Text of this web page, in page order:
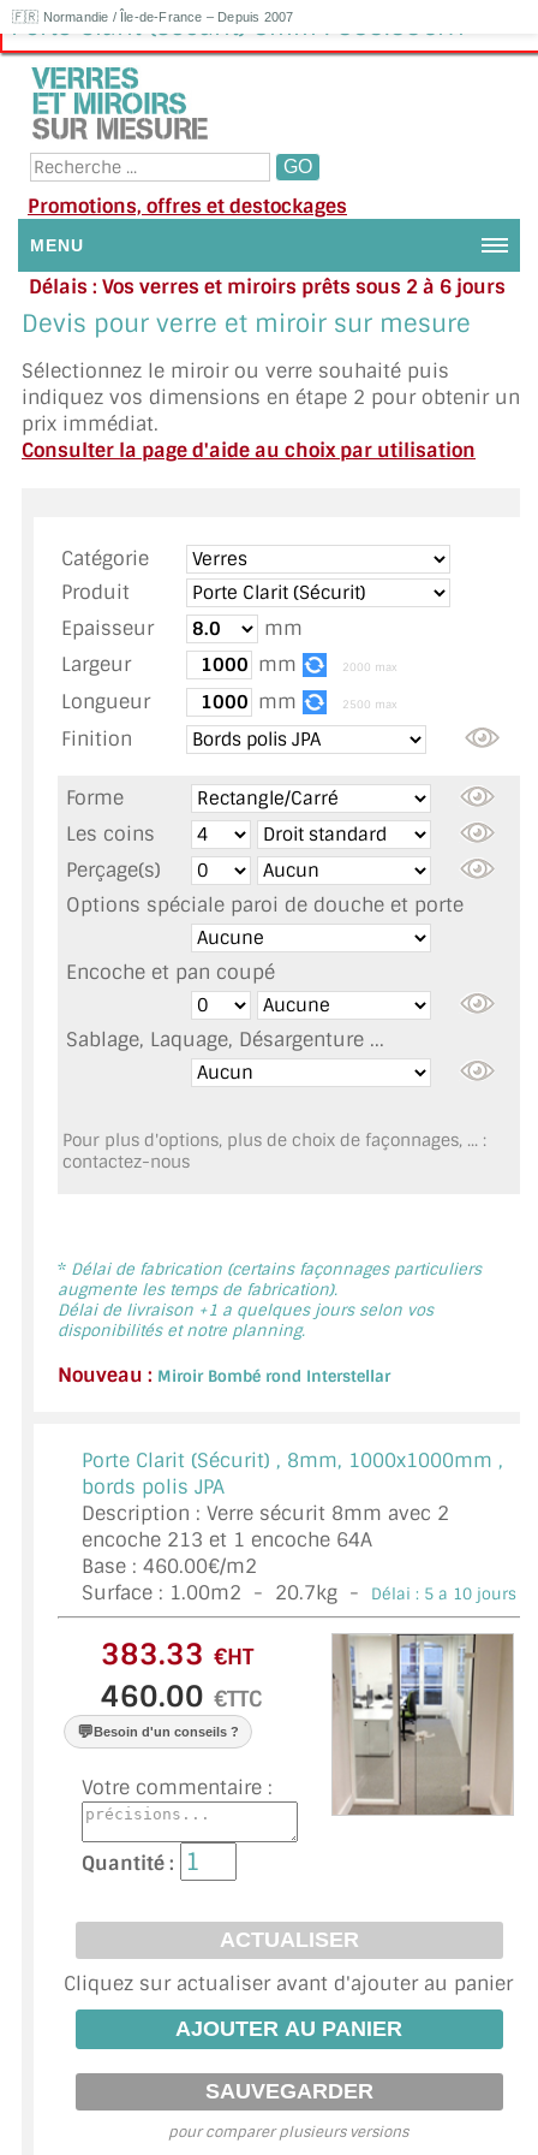
🇫🇷 Normandie / Île-de-France – Depuis 2007
Porte Clarit (Sécurit) 8mm : 383.33€HT
Promotions, offres et destockages
MENU
NOUS CONTACTER
DEMANDE DE DEVIS
SUIVI DE DEVIS
TOUS LES TARIFS AU M2
GUIDE : CHOIX PAR UTILISATION
INSPIRATIONS ET NOUVEAUTÉS
AMBIANCE LAITON BROSSÉ
MIROIR SUR MESURE
MIROIR VIEILLI
MIROIR DÉCORATIF DE COULEUR
LOTS DE MIROIRS EN MOZAÏQUE
MIROIR POUR PORTE
MIROIR PAROI DE DOUCHE
MIROIR ENCADRÉ
VERRE EXTRACLAIR
VERRE TREMPÉ (SÉCURIT)
PAROI DE DOUCHE
VERRE FEUILLETÉ
VERRE LAQUÉ/CRÉDENCE
VERRE FEUILLETÉ/TREMPÉ
GARDE CORPS EN VERRE
VERRIÈRE TYPE ATELIER
VERRES TEXTURÉS
PLEXIGLAS PMMA
Délais : Vos verres et miroirs prêts sous 2 à 6 jours
en moyenne
Besoin d'aide ?
Appelez ou envoyez un SMS au 06 79 92 33 38
Devis pour verre et miroir sur mesure
Sélectionnez le miroir ou verre souhaité puis
indiquez vos dimensions en étape 2 pour obtenir un
prix immédiat.
Consulter la page d'aide au choix par utilisation
Catégorie
Produit
Epaisseur
mm
Largeur
mm 2000 max
Longueur mm 2500 max
Finition
Forme
Les coins
Perçage(s)
Options spéciale paroi de douche et porte
Encoche et pan coupé
Sablage, Laquage, Désargenture ...
Pour plus d'options, plus de choix de façonnages, ... :
contactez-nous
* Délai de fabrication (certains façonnages particuliers
augmente les temps de fabrication).
Délai de livraison +1 a quelques jours selon vos
disponibilités et notre planning.
Nouveau : Miroir Bombé rond Interstellar
Porte Clarit (Sécurit) , 8mm, 1000x1000mm ,
bords polis JPA
Description : Verre sécurit 8mm avec 2
encoche 213 et 1 encoche 64A
Base : 460.00€/m2
Surface : 1.00m2 - 20.7kg - Délai : 5 a 10 jours *
€HT
€TTC
💬Besoin d'un conseils ?
Votre commentaire :
Quantité :
Cliquez sur actualiser avant d'ajouter au panier
pour comparer plusieurs versions